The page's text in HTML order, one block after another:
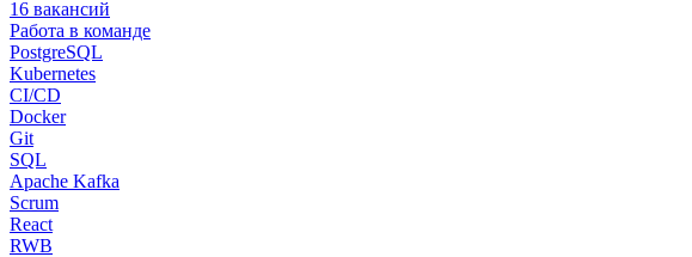
16 вакансий
Работа в команде
PostgreSQL
Kubernetes
CI/CD
Docker
Git
SQL
Apache Kafka
Scrum
React
RWB